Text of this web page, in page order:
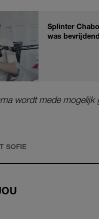
Splinter
was
wordt mede mogelijk
SOFIE